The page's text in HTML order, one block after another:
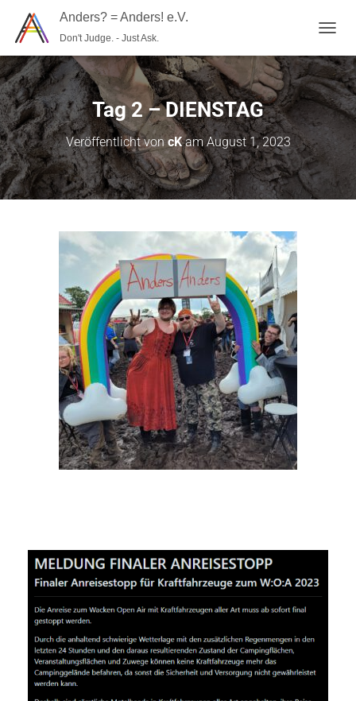
Anders? = Anders! e.V.
Don't Judge. - Just Ask.
A
V
I
G
O
Tag 2 – DIENSTAG
Veröffentlicht voncKamAugust 1, 2023